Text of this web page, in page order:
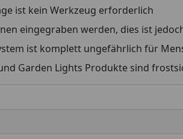
ist kein Werkzeug erforderlich
eingegraben werden, dies ist
ist komplett ungefährlich für
Garden Lights Produkte sind